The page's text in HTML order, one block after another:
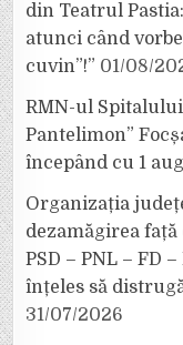
din Teatrul
atunci când
cuvin”!” 01/08/
RMN-ul
Pantelimon”
începând cu 1
Organizația
dezamăgirea
PSD – PNL – FD
înțeles să
31/07/2026